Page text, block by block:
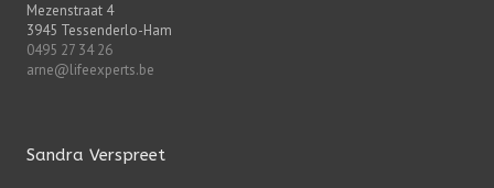
Mezenstraat 4
3945 Tessenderlo-Ham
0495 27 34 26
arne@lifeexperts.be
Sandra Verspreet